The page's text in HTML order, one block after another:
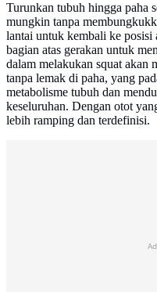
Turunkan tubuh hingga paha
mungkin tanpa
lantai untuk kembali ke
bagian atas gerakan untuk
dalam melakukan squat akan
tanpa lemak di paha, yang
metabolisme tubuh dan
keseluruhan. Dengan otot
lebih ramping dan terdefinisi.